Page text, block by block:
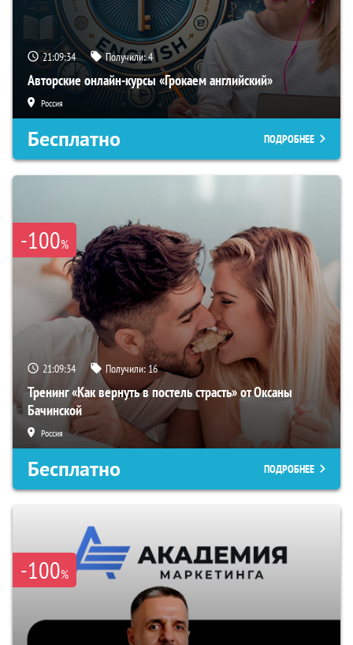
21:09:33 Получили:4
Авторские онлайн-курсы «Грокаем английский»
Россия
Бесплатно ПОДРОБНЕЕ
-100%
21:09:33 Получили:16
Тренинг «Как вернуть в постель страсть» от Оксаны
Бачинской
Россия
Бесплатно ПОДРОБНЕЕ
-100%